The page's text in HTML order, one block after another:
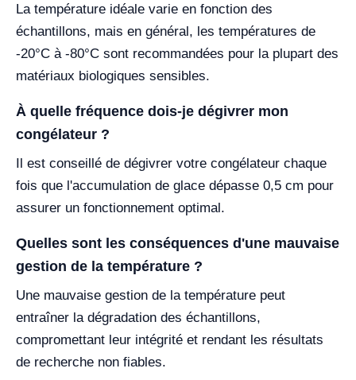
La température idéale varie en fonction des
échantillons, mais en général, les températures de
-20°C à -80°C sont recommandées pour la plupart des
matériaux biologiques sensibles.
À quelle fréquence dois-je dégivrer mon
congélateur ?
Il est conseillé de dégivrer votre congélateur chaque
fois que l'accumulation de glace dépasse 0,5 cm pour
assurer un fonctionnement optimal.
Quelles sont les conséquences d'une mauvaise
gestion de la température ?
Une mauvaise gestion de la température peut
entraîner la dégradation des échantillons,
compromettant leur intégrité et rendant les résultats
de recherche non fiables.